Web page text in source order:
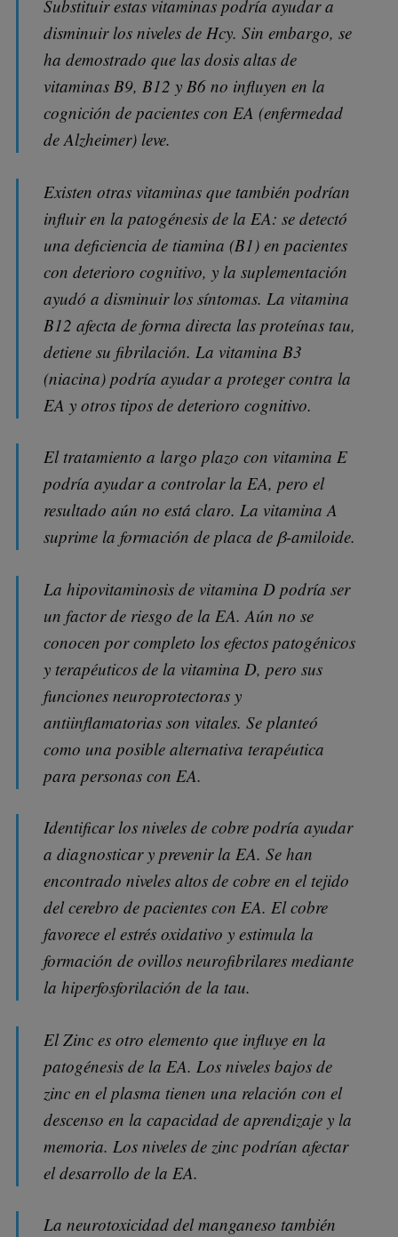
Substituir estas vitaminas podría ayudar a
disminuir los niveles de Hcy. Sin embargo, se
ha demostrado que las dosis altas de
vitaminas B9, B12 y B6 no influyen en la
cognición de pacientes con EA (enfermedad
de Alzheimer) leve.
Existen otras vitaminas que también podrían
influir en la patogénesis de la EA: se detectó
una deficiencia de tiamina (B1) en pacientes
con deterioro cognitivo, y la suplementación
ayudó a disminuir los síntomas. La vitamina
B12 afecta de forma directa las proteínas tau,
detiene su fibrilación. La vitamina B3
(niacina) podría ayudar a proteger contra la
EA y otros tipos de deterioro cognitivo.
El tratamiento a largo plazo con vitamina E
podría ayudar a controlar la EA, pero el
resultado aún no está claro. La vitamina A
suprime la formación de placa de β-amiloide.
La hipovitaminosis de vitamina D podría ser
un factor de riesgo de la EA. Aún no se
conocen por completo los efectos patogénicos
y terapéuticos de la vitamina D, pero sus
funciones neuroprotectoras y
antiinflamatorias son vitales. Se planteó
como una posible alternativa terapéutica
para personas con EA.
Identificar los niveles de cobre podría ayudar
a diagnosticar y prevenir la EA. Se han
encontrado niveles altos de cobre en el tejido
del cerebro de pacientes con EA. El cobre
favorece el estrés oxidativo y estimula la
formación de ovillos neurofibrilares mediante
la hiperfosforilación de la tau.
El Zinc es otro elemento que influye en la
patogénesis de la EA. Los niveles bajos de
zinc en el plasma tienen una relación con el
descenso en la capacidad de aprendizaje y la
memoria. Los niveles de zinc podrían afectar
el desarrollo de la EA.
La neurotoxicidad del manganeso también